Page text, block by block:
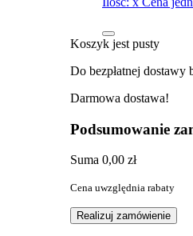
Koszyk jest pusty
Do bezpłatnej dostawy
Darmowa dostawa!
Podsumowanie
Suma 0,00 zł
Cena uwzględnia rabaty
Realizuj zamówienie